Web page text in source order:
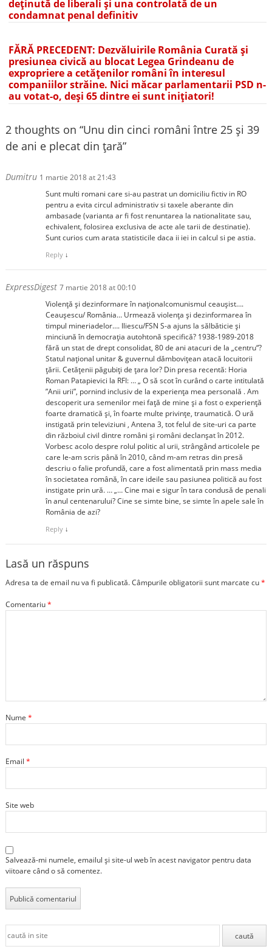
deținută de liberali și una controlată de un
condamnat penal definitiv
FĂRĂ PRECEDENT: Dezvăluirile România Curată și
presiunea civică au blocat Legea Grindeanu de
expropriere a cetățenilor români în interesul
companiilor străine. Nici măcar parlamentarii PSD n-
au votat-o, deși 65 dintre ei sunt inițiatori!
2 thoughts on “Unu din cinci români între 25 și 39
de ani e plecat din țară”
Dumitru 1 martie 2018 at 21:43
Sunt multi romani care si-au pastrat un domiciliu fictiv in RO
pentru a evita circul administrativ si taxele aberante din
ambasade (varianta ar fi fost renuntarea la nationalitate sau,
echivalent, folosirea exclusiva de acte ale tarii de destinatie).
Sunt curios cum arata statisticile daca ii iei in calcul si pe astia.
Reply ↓
ExpressDigest 7 martie 2018 at 00:10
Violență și dezinformare în naționalcomunismul ceaușist….
Ceaușescu/ România… Urmează violența și dezinformarea în
timpul mineriadelor…. Iliescu/FSN S-a ajuns la sălbăticie și
minciună în democrația autohtonă specifică? 1938-1989-2018
fără un stat de drept consolidat, 80 de ani atacuri de la „centru“?
Statul național unitar & guvernul dămbovițean atacă locuitorii
țării. Cetățenii păgubiți de țara lor? Din presa recentă: Horia
Roman Patapievici la RFI: … „ O să scot în curând o carte intitulată
”Anii urii”, pornind inclusiv de la experiența mea personală . Am
descoperit ura semenilor mei față de mine și a fost o experiență
foarte dramatică și, în foarte multe privințe, traumatică. O ură
instigată prin televiziuni , Antena 3, tot felul de site-uri ca parte
din războiul civil dintre români și români declanșat în 2012.
Vorbesc acolo despre rolul politic al urii, strângând articolele pe
care le-am scris până în 2010, când m-am retras din presă
descriu o falie profundă, care a fost alimentată prin mass media
în societatea română, în care ideile sau pasiunea politică au fost
instigate prin ură. … „… Cine mai e sigur în tara condusă de penali
în anul centenarului? Cine se simte bine, se simte în apele sale în
România de azi?
Reply ↓
Lasă un răspuns
Adresa ta de email nu va fi publicată.Câmpurile obligatorii sunt marcate cu*
Comentariu*
Nume *
Email *
Site web
Salvează-mi numele, emailul și site-ul web în acest navigator pentru data
viitoare când o să comentez.